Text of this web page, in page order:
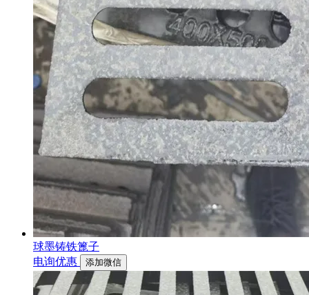
球墨铸铁篦子
电询优惠
添加微信